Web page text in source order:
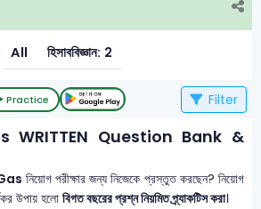
All হিসাববিজ্ঞান: 2
Practice Filter
WRITTEN Question Bank &
নিয়োগ পরীক্ষার জন্য নিজেকে প্রস্তুত করছেন? নিয়োগ
উপায় হলোবিগত বছরের প্রশ্ন নিয়মিত প্র্যাকটিস করা।